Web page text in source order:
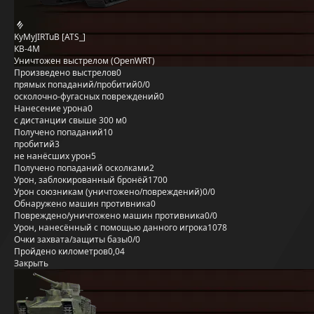
KyMyJIRTuB [ATS_]
КВ-4М
Уничтожен выстрелом (OpenWRT)
Произведено выстрелов0
прямых попаданий/пробитий0/0
осколочно-фугасных повреждений0
Нанесение урона0
с дистанции свыше 300 м0
Получено попаданий10
пробитий3
не нанёсших урон5
Получено попаданий осколками2
Урон, заблокированный бронёй1700
Урон союзникам (уничтожено/повреждений)0/0
Обнаружено машин противника0
Повреждено/уничтожено машин противника0/0
Урон, нанесённый с помощью данного игрока1078
Очки захвата/защиты базы0/0
Пройдено километров0,04
Закрыть